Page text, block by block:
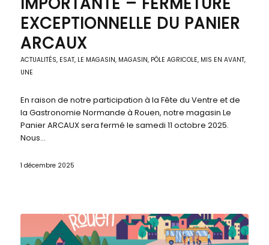
EXCEPTIONNELLE DU PANIER
ARCAUX
ACTUALITÉS, ESAT, LE MAGASIN, MAGASIN, PÔLE AGRICOLE, MIS EN AVANT,
UNE
En raison de notre participation à la Fête du Ventre et de
la Gastronomie Normande à Rouen, notre magasin Le
Panier ARCAUX sera fermé le samedi 11 octobre 2025.
Nous…
1 décembre 2025